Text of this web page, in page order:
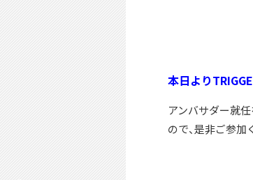
本日より
アンバサダー就
ので、是非ご参加